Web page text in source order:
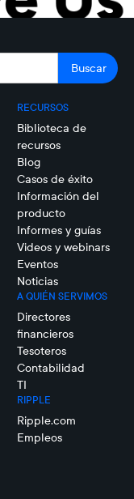
RECURSOS
Biblioteca de
recursos
Blog
Casos de éxito
Información del
producto
Informes y guías
Videos y webinars
Eventos
Noticias
A QUIÉN SERVIMOS
Directores
financieros
Tesoteros
Contabilidad
TI
RIPPLE
Ripple.com
Empleos